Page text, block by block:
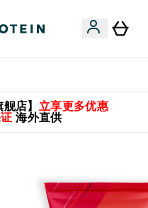
店】 立享更多优惠
海外直供